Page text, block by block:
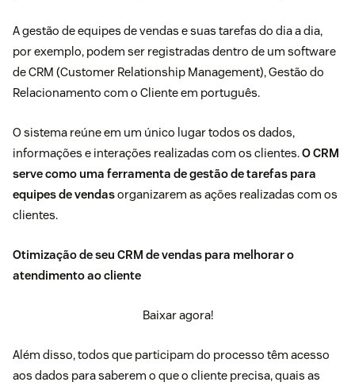
Agestão de equipes de vendas e suas tarefas do dia a dia,
por exemplo, podem ser registradas dentro de um software
de CRM (Customer Relationship Management), Gestão do
Relacionamento com o Cliente em português.
O sistema reúne em um único lugar todos os dados,
informações e interações realizadas com os clientes.O CRM
serve como uma ferramenta de gestão de tarefas para
equipes de vendasorganizarem as ações realizadas com os
clientes.
Otimização de seu CRM de vendas para melhorar o
atendimento ao cliente
Baixar agora!
Além disso, todos que participam do processo têm acesso
aos dados para saberem o que o cliente precisa, quais as